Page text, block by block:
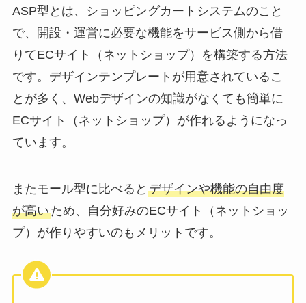
ASP型とは、ショッピングカートシステムのこと
で、開設・運営に必要な機能をサービス側から借
りてECサイト（ネットショップ）を構築する方法
です。デザインテンプレートが用意されているこ
とが多く、Webデザインの知識がなくても簡単に
ECサイト（ネットショップ）が作れるようになっ
ています。
またモール型に比べると デザインや機能の自由度
が高いため、自分好みのECサイト（ネットショッ
プ）が作りやすいのもメリットです。